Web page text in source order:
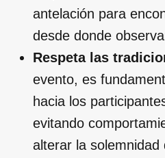
antelación para
desde donde
Respeta las
evento, es
hacia los
evitando
alterar la solemnidad